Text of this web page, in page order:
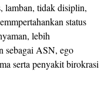
lamban, tidak disiplin,
status
lebih
sebagai ASN, ego
serta penyakit birokrasi